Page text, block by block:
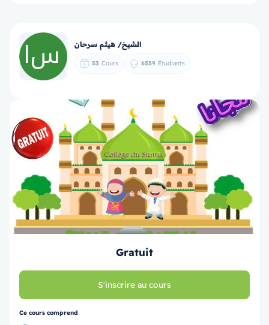
الشيخ/ هيثم سرحان
53 Cours 6559 Étudiants
Gratuit
S'inscrire au cours
Ce cours comprend